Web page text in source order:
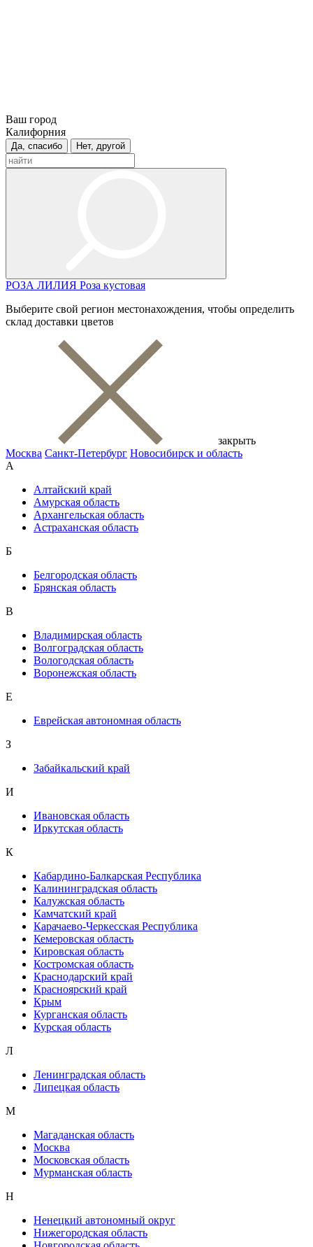
Ваш город
Калифорния
Да, спасибо Нет, другой
РОЗА ЛИЛИЯ Роза кустовая
Выберите свой регион местонахождения, чтобы определить
склад доставки цветов
закрыть
Москва Санкт-Петербург Новосибирск и область
А
Алтайский край
Амурская область
Архангельская область
Астраханская область
Б
Белгородская область
Брянская область
В
Владимирская область
Волгоградская область
Вологодская область
Воронежская область
Е
Еврейская автономная область
З
Забайкальский край
И
Ивановская область
Иркутская область
К
Кабардино-Балкарская Республика
Калининградская область
Калужская область
Камчатский край
Карачаево-Черкесская Республика
Кемеровская область
Кировская область
Костромская область
Краснодарский край
Красноярский край
Крым
Курганская область
Курская область
Л
Ленинградская область
Липецкая область
М
Магаданская область
Москва
Московская область
Мурманская область
Н
Ненецкий автономный округ
Нижегородская область